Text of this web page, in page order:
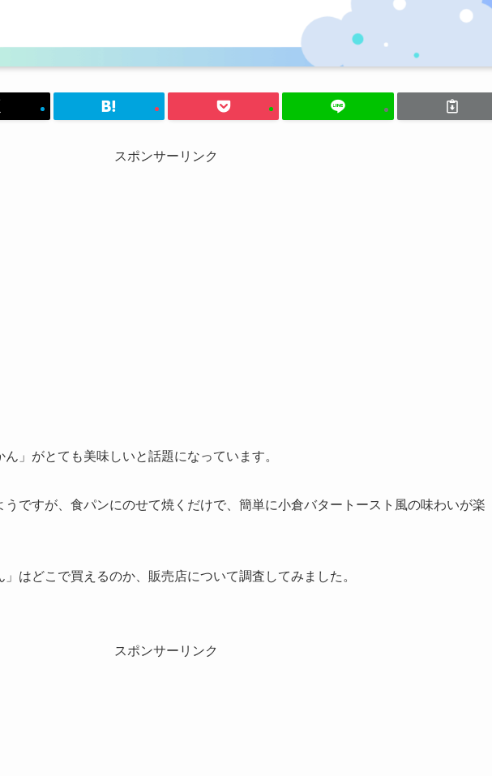
スポンサーリンク
」がとても美味しいと話題になっています。
うですが、食パンにのせて焼くだけで、簡単に小倉バタートースト風の味わいが楽
はどこで買えるのか、販売店について調査してみました。
スポンサーリンク